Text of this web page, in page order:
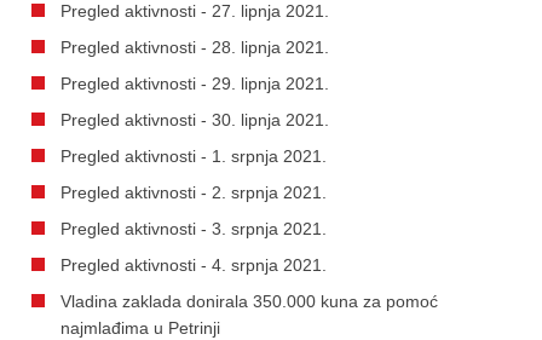
Pregled aktivnosti - 27. lipnja 2021.
Pregled aktivnosti - 28. lipnja 2021.
Pregled aktivnosti - 29. lipnja 2021.
Pregled aktivnosti - 30. lipnja 2021.
Pregled aktivnosti - 1. srpnja 2021.
Pregled aktivnosti - 2. srpnja 2021.
Pregled aktivnosti - 3. srpnja 2021.
Pregled aktivnosti - 4. srpnja 2021.
Vladina zaklada donirala 350.000 kuna za pomoć
najmlađima u Petrinji